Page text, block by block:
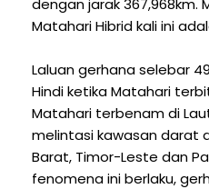
Matahari Hibrid kali ini
Laluan gerhana selebar
Hindi ketika Matahari
Matahari terbenam di
melintasi kawasan darat
Barat, Timor-Leste dan
fenomena ini berlaku,